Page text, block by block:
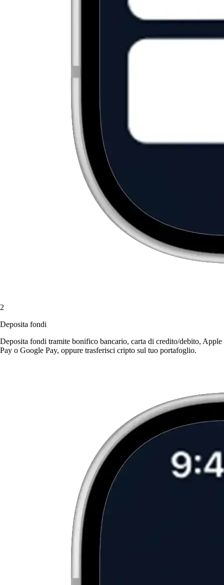
2
Deposita fondi
Deposita fondi tramite bonifico bancario, carta di credito/debito, Apple
Pay o Google Pay, oppure trasferisci cripto sul tuo portafoglio.